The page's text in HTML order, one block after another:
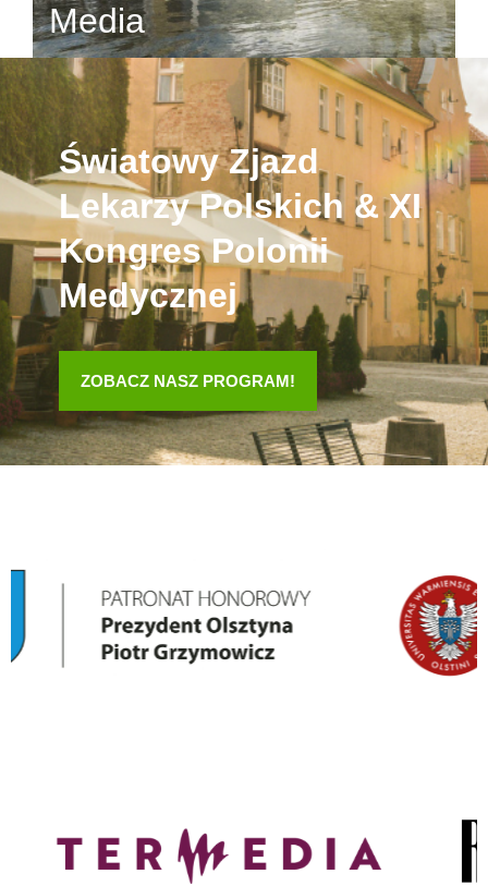
Media
Światowy Zjazd
Lekarzy Polskich & XI
Kongres Polonii
Medycznej
ZOBACZ NASZ PROGRAM!